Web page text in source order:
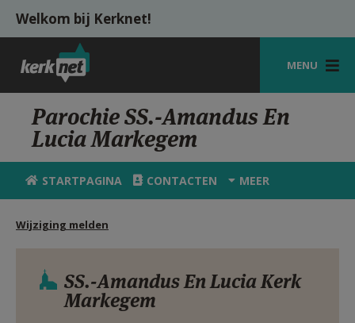
Overslaan en naar de inhoud gaan
Welkom bij Kerknet!
MENU
STARTPAGINA
KERK
VIERINGEN
HULP
MIJN PAROCHIE
Parochie SS.-Amandus En
Lucia Markegem
STARTPAGINA CONTACTEN MEER
Wijziging melden
SS.-Amandus En Lucia Kerk
Markegem